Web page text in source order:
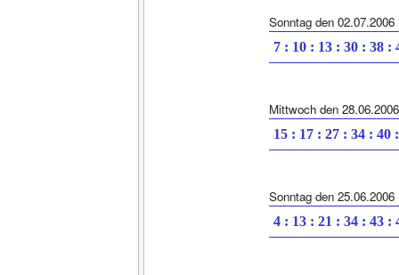
Sonntag den 02.07.2006
7 : 10 : 13 : 30 : 38 :
Mittwoch den 28.06.2006
15 : 17 : 27 : 34 : 40
Sonntag den 25.06.2006
4 : 13 : 21 : 34 : 43 :